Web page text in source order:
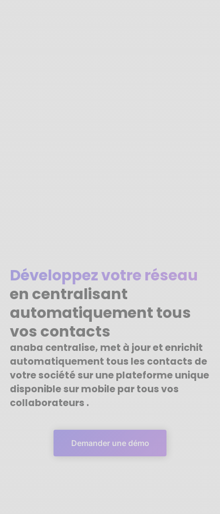
Développez votre réseau
en centralisant
automatiquement tous
vos contacts
anaba centralise, met à jour et enrichit
automatiquement tous les contacts de
votre société sur une plateforme unique
disponible sur mobile par tous vos
collaborateurs .
Demander une démo